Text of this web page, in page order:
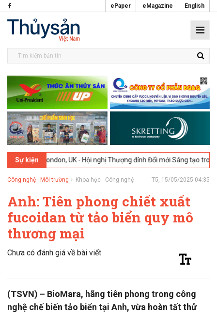
ePaper eMagazine English
Sự kiện
London, UK - Hội nghị Thượng đỉnh Đổi mới Sáng tạo trong Ngành
Công nghệ - Môi trường Khoa học - Công nghệ T5, 15/05/2025 04:35
Anh: Tiên phong chiết xuất
fucoidan từ tảo biển quy mô
thương mại
Chưa có đánh giá về bài viết
(TSVN) – BioMara, hãng tiên phong trong công
nghệ chế biến tảo biển tại Anh, vừa hoàn tất thử